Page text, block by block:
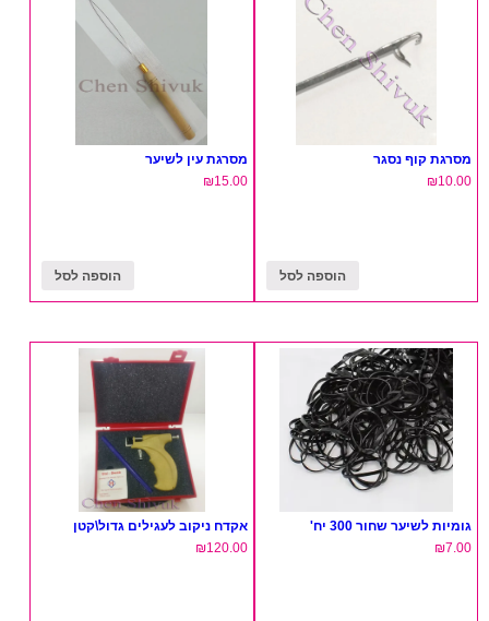
מסרגת קוף נסגר
₪10.00
הוספה לסל
מסרגת עין לשיער
₪15.00
הוספה לסל
גומיות לשיער שחור 300 יח'
₪7.00
אקדח ניקוב לעגילים גדול\קטן
₪120.00